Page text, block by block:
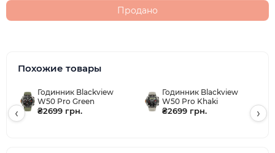
Продано
Похожие товары
Годинник Blackview
W50 Pro Green
₴2699 грн.
Годинник Blackview
W50 Pro Khaki
₴2699 грн.
‹ ›